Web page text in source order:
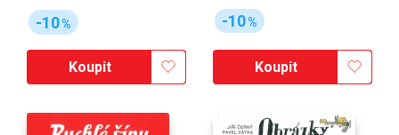
-10%
Koupit
-10%
Koupit